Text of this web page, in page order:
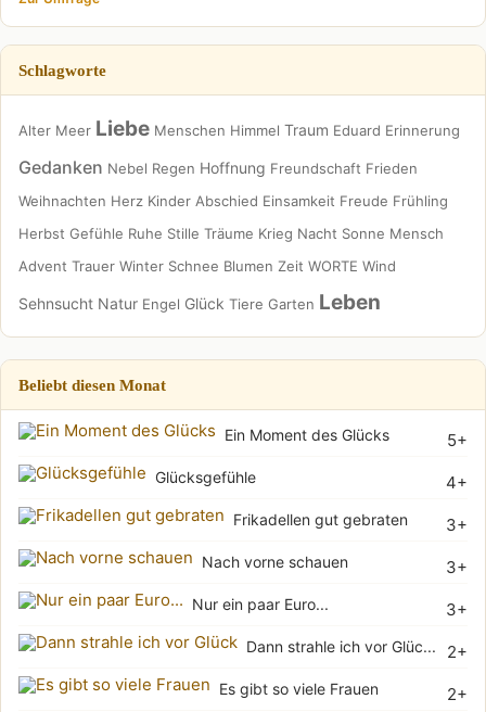
Schlagworte
Alter Meer Liebe Menschen Himmel Traum Eduard Erinnerung
Gedanken Nebel Regen Hoffnung Freundschaft Frieden
Weihnachten Herz Kinder Abschied Einsamkeit Freude Frühling
Herbst Gefühle Ruhe Stille Träume Krieg Nacht Sonne Mensch
Advent Trauer Winter Schnee Blumen Zeit WORTE Wind
Sehnsucht Natur Engel Glück Tiere Garten Leben
Beliebt diesen Monat
5+
Ein Moment des Glücks
4+
Glücksgefühle
3+
Frikadellen gut gebraten
3+
Nach vorne schauen
3+
Nur ein paar Euro...
2+
Dann strahle ich vor Glüc...
2+
Es gibt so viele Frauen